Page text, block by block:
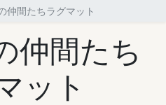
仲間たちラグマット
仲間たち
ット